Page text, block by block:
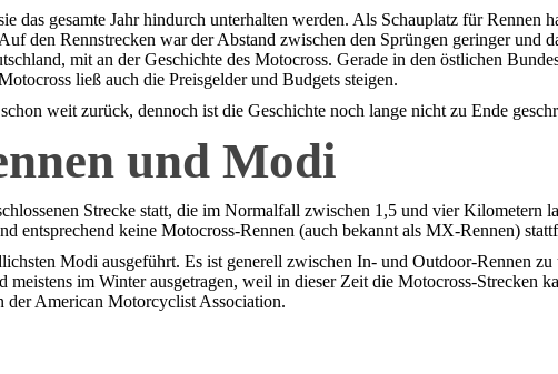
das gesamte Jahr hindurch unterhalten werden. Als Schauplatz für Rennen
den Rennstrecken war der Abstand zwischen den Sprüngen geringer und
mit an der Geschichte des Motocross. Gerade in den östlichen
ließ auch die Preisgelder und Budgets steigen.
weit zurück, dennoch ist die Geschichte noch lange nicht zu Ende
und Modi
Strecke statt, die im Normalfall zwischen 1,5 und vier
entsprechend keine Motocross-Rennen (auch bekannt als MX-Rennen)
Modi ausgeführt. Es ist generell zwischen In- und Outdoor-Rennen
meistens im Winter ausgetragen, weil in dieser Zeit die Motocross-Strecken
der American Motorcyclist Association.